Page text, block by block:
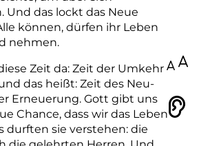
Und das lockt das Neue
können, dürfen ihr Leben
nehmen.
Zeit da: Zeit der Umkehr
das heißt: Zeit des Neu­
Erneuerung. Gott gibt uns
Chance, dass wir das Leben
durften sie verstehen: die
100
Vorlesen